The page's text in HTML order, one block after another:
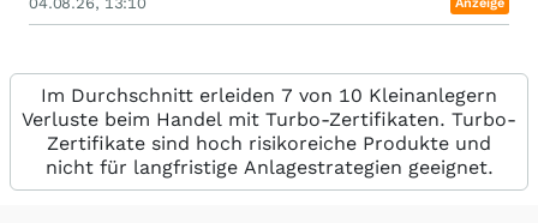
Anzeige
Im Durchschnitt erleiden 7 von 10 Kleinanlegern
Verluste beim Handel mit Turbo-Zertifikaten. Turbo-
Zertifikate sind hoch risikoreiche Produkte und
nicht für langfristige Anlagestrategien geeignet.